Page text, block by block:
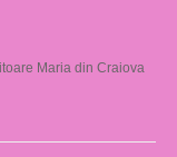
Maria din Craiova